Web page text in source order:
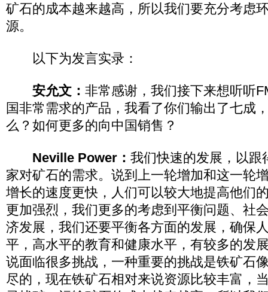
矿石的成本越来越高，所以我们要充分考虑
源。
以下为发言实录：
安允文： 非常感谢，我们接下来想听听
国非常需求的产品，我看了你们输出了七成
么？如何更多的向中国销售？
Neville Power： 我们快速的发展，以跟
家对矿石的需求。说到上一轮增加和这一轮
增长的速度更快，人们可以较大地提高他们
更加强烈，我们更多的考虑到平衡问题、社
济发展，我们还要平衡各方面的发展，确保
平，高水平的教育和健康水平，有较多的发
说面临很多挑战，一种重要的挑战是铁矿石
尽的，现在铁矿石相对来说资源比较丰富，